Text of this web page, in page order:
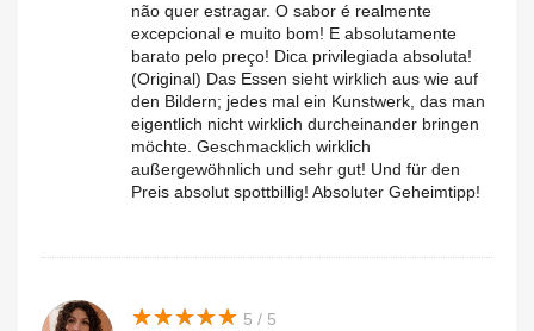
não quer estragar. O sabor é realmente
excepcional e muito bom! E absolutamente
barato pelo preço! Dica privilegiada absoluta!
(Original) Das Essen sieht wirklich aus wie auf
den Bildern; jedes mal ein Kunstwerk, das man
eigentlich nicht wirklich durcheinander bringen
möchte. Geschmacklich wirklich
außergewöhnlich und sehr gut! Und für den
Preis absolut spottbillig! Absoluter Geheimtipp!
★★★★★
★★★★★ 5 / 5